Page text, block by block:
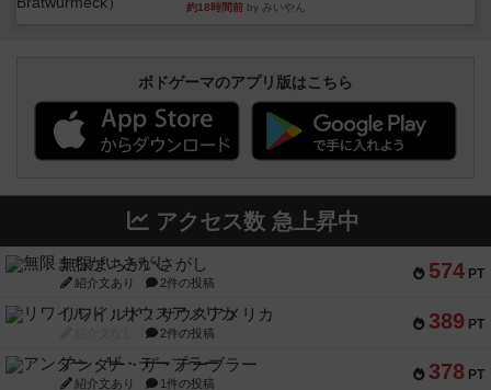
約18時間前 by みいやん
ボドゲーマのアプリ版はこちら
アクセス数 急上昇中
574 PT
無限まちがいさがし
紹介文あり 2件の投稿
389 PT
リワイルド：サウスアメリカ
2件の投稿
378 PT
アンダー・ザ・テーブラー
紹介文あり 1件の投稿